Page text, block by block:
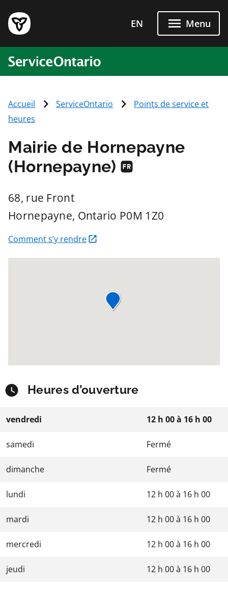
EN Menu
Accueil ServiceOntario
Points de service et
heures
Mairie de Hornepayne
(Hornepayne)
68, rue Front
Hornepayne, Ontario P0M 1Z0
Comment s’y rendre
Heures d’ouverture
vendredi 12 h 00à 16 h 00
samedi Fermé
dimanche Fermé
lundi 12 h 00à 16 h 00
mardi 12 h 00à 16 h 00
mercredi 12 h 00à 16 h 00
jeudi 12 h 00à 16 h 00